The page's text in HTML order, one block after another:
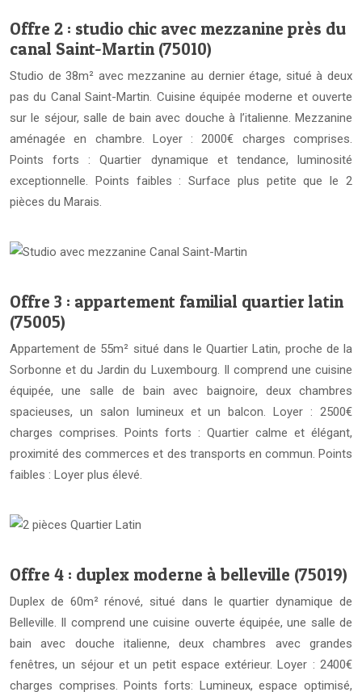
Offre 2 : studio chic avec mezzanine près du
canal Saint-Martin (75010)
Studio de 38m² avec mezzanine au dernier étage, situé à deux
pas du Canal Saint-Martin. Cuisine équipée moderne et ouverte
sur le séjour, salle de bain avec douche à l’italienne. Mezzanine
aménagée en chambre. Loyer : 2000€ charges comprises.
Points forts : Quartier dynamique et tendance, luminosité
exceptionnelle. Points faibles : Surface plus petite que le 2
pièces du Marais.
Offre 3 : appartement familial quartier latin
(75005)
Appartement de 55m² situé dans le Quartier Latin, proche de la
Sorbonne et du Jardin du Luxembourg. Il comprend une cuisine
équipée, une salle de bain avec baignoire, deux chambres
spacieuses, un salon lumineux et un balcon. Loyer : 2500€
charges comprises. Points forts : Quartier calme et élégant,
proximité des commerces et des transports en commun. Points
faibles : Loyer plus élevé.
Offre 4 : duplex moderne à belleville (75019)
Duplex de 60m² rénové, situé dans le quartier dynamique de
Belleville. Il comprend une cuisine ouverte équipée, une salle de
bain avec douche italienne, deux chambres avec grandes
fenêtres, un séjour et un petit espace extérieur. Loyer : 2400€
charges comprises. Points forts: Lumineux, espace optimisé,